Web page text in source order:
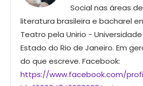
Social nas áreas
literatura brasileira e bacharel
Teatro pela Unirio -
Estado do Rio de Janeiro. Em
do que escreve. Facebook:
https://www.facebook.com/